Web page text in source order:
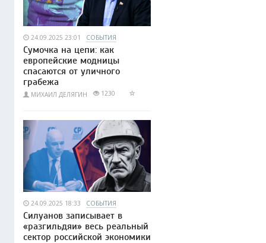
24.09.2025 23:01 СОБЫТИЯ
Сумочка на цепи: как
европейские модницы
спасаются от уличного
грабежа
МИХАИЛ ДЕЛЯГИН 1230
24.09.2025 18:33 СОБЫТИЯ
Силуанов записывает в
«разгильдяи» весь реальный
сектор российской экономики